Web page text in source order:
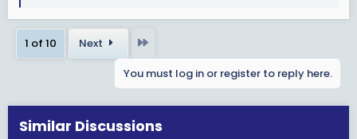
a
t
:
1 of 10 Next
You must log in or register to reply here.
Similar Discussions